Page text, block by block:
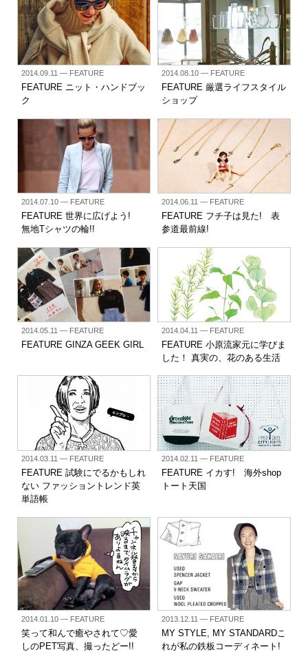
2014.09.11— FEATURE
FEATURE ニット・ハンドブッ
ク
2014.08.10— FEATURE
FEATURE 厳選ライフスタイル
ショップ
2014.07.10— FEATURE
FEATURE 世界に広げよう!
無地Tシャツの輪!!
2014.06.11— FEATURE
FEATURE フチ子は見た! 表
参道最前線!
2014.05.11— FEATURE
FEATURE GINZA GEEK GIRL
2014.04.11— FEATURE
FEATURE 小原流家元に学びま
した！ 真実の、花のある生活
2014.03.11— FEATURE
FEATURE 試験にでるかもしれ
ない ファッショントレンド英
単語帳
2014.02.11— FEATURE
FEATURE イカす! 海外shop
トート天国
2014.01.10— FEATURE
笑って和んで癒やされて♡愛
しのPET写真、撮ったどー!!
2013.12.11— FEATURE
MY STYLE, MY STANDARDこ
れが私の鉄板コーディネート!